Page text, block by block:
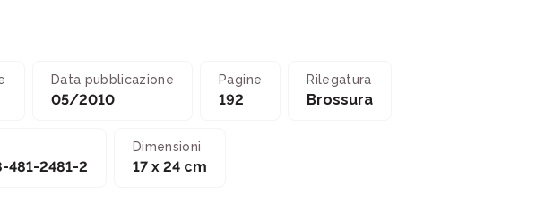
Data pubblicazione
05/2010
Pagine
192
Rilegatura
Brossura
481-2481-2
Dimensioni
17 x 24 cm